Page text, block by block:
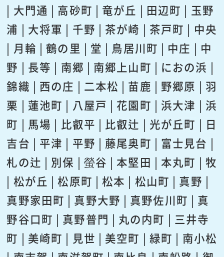
| 大門通 | 高砂町 | 竜が丘 | 田辺町 | 玉野
浦 | 大将軍 | 千野 | 茶が崎 | 茶戸町 | 中央
| 月輪 | 鶴の里 | 堂 | 鳥居川町 | 中庄 | 中
野 | 長等 | 南郷 | 南郷上山町 | におの浜 |
錦織 | 西の庄 | 二本松 | 苗鹿 | 野郷原 | 羽
栗 | 蓮池町 | 八屋戸 | 花園町 | 浜大津 | 浜
町 | 馬場 | 比叡平 | 比叡辻 | 光が丘町 | 日
吉台 | 平津 | 平野 | 藤尾奥町 | 富士見台 |
札の辻 | 別保 | 螢谷 | 本堅田 | 本丸町 | 牧
| 松が丘 | 松原町 | 松本 | 松山町 | 真野 |
真野家田町 | 真野大野 | 真野佐川町 | 真
野谷口町 | 真野普門 | 丸の内町 | 三井寺
町 | 美崎町 | 見世 | 美空町 | 緑町 | 南小松